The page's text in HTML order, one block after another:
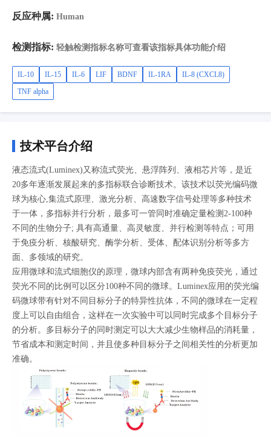
反应种属: Human
检测指标: 轻触检测指标名称可查看该指标具体功能介绍
IL-10 IL-15 IL-6 LIF BDNF IL-1RA
IL-8 (CXCL8)
TNF alpha
技术平台介绍
液态流式(Luminex)又称流式荧光、悬浮阵列、液相芯片等，是近
20多年逐渐发展起来的多指标联合诊断技术。该技术以荧光编码微
球为核心,集流式原理、激光分析、高速数字信号处理等多种技术
于一体，多指标并行分析，最多可一管同时准确定量检测2-100种
不同的生物分子; 具有高通量、高灵敏度、并行检测等特点；可用
于免疫分析、核酸研究、酶学分析、受体、配体识别分析等多方
面、多领域的研究。
应用微球和流式细胞仪的原理，微球内部含有两种免疫荧光，通过
荧光不同的比例可以区分100种不同的微球。Luminex应用的荧光编
码微球带有针对不同目标分子的特异性抗体，不同的微球在一定程
度上可以自由组合，这样在一次实验中可以同时完成多个目标分子
的分析。多目标分子的同时测定可以大大减少生物样品的消耗量，
节省成本和测定时间，并且使多种目标分子之间相关性的分析更加
准确。